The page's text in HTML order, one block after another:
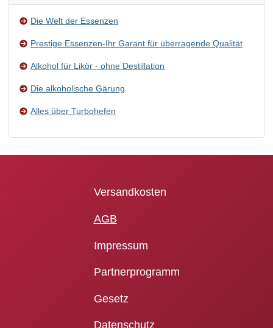
Die Welt der Essenzen
Prestige Essenzen-Ihr Garant für überragende Qualität
Alkohol für Likör - ohne Destillation
Die alkoholische Gärung
Alles über Turbohefen
Versandkosten
AGB
Impressum
Partnerprogramm
Gesetz
Datenschutz